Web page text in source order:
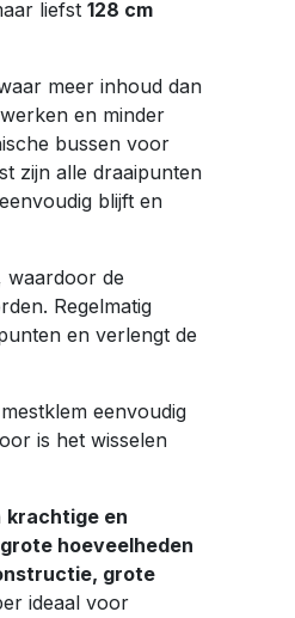
liefst 128 cm
meer inhoud dan
en minder
bussen voor
zijn alle draaipunten
blijft en
waardoor de
Regelmatig
en verlengt de
eenvoudig
is het wisselen
krachtige en
hoeveelheden
grote
ideaal voor